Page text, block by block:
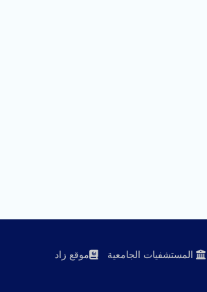
المستشفيات الجامعية
موقع زاد